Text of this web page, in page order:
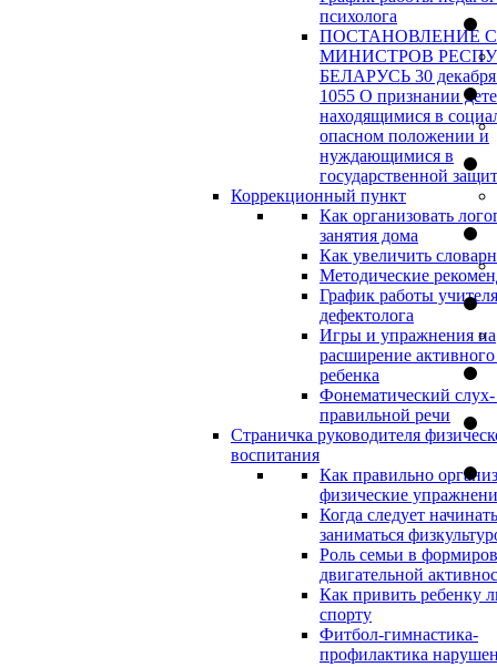
психолога
ПОСТАНОВЛЕНИЕ
МИНИСТРОВ
БЕЛАРУСЬ 30
1055 О признании
находящимися в
опасном положении и
нуждающимися в
государственной
Коррекционный пункт
Как организовать
занятия дома
Как увеличить
Методические
График работы
дефектолога
Игры и упражнения на
расширение активного
ребенка
Фонематический слух-
правильной речи
Страничка руководителя
воспитания
Как правильно
физические
Когда следует начинать
заниматься
Роль семьи в
двигательной
Как привить ребенку
спорту
Фитбол-гимнастика-
профилактика